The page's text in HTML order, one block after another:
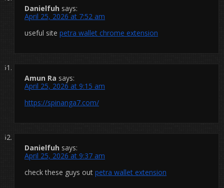
Danielfuh says:
April 25, 2026 at 7:52 am
useful site petra wallet chrome extension
Amun Ra says:
April 25, 2026 at 9:15 am
https://spinanga7.com/
Danielfuh says:
April 25, 2026 at 9:37 am
check these guys out petra wallet extension